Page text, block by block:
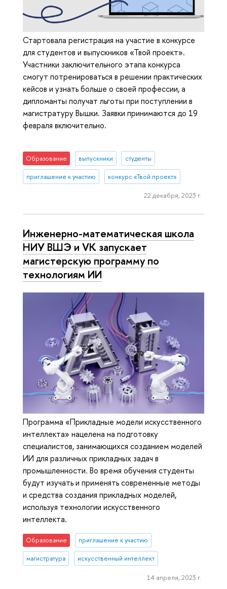
Стартовала регистрация на участие в конкурсе
для студентов и выпускников «Твой проект».
Участники заключительного этапа конкурса
смогут потренироваться в решении практических
кейсов и узнать больше о своей профессии, а
дипломанты получат льготы при поступлении в
магистратуру Вышки. Заявки принимаются до 19
февраля включительно.
Образование выпускники студенты
приглашение к участию конкурс «Твой проект»
22 декабря, 2023 г.
Инженерно-математическая школа
НИУ ВШЭ и VK запускает
магистерскую программу по
технологиям ИИ
Программа «Прикладные модели искусственного
интеллекта» нацелена на подготовку
специалистов, занимающихся созданием моделей
ИИ для различных прикладных задач в
промышленности. Во время обучения студенты
будут изучать и применять современные методы
и средства создания прикладных моделей,
используя технологии искусственного
интеллекта.
Образование приглашение к участию
магистратура искусственный интеллект
14 апреля, 2023 г.